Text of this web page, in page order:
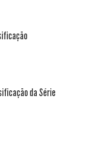
da Série